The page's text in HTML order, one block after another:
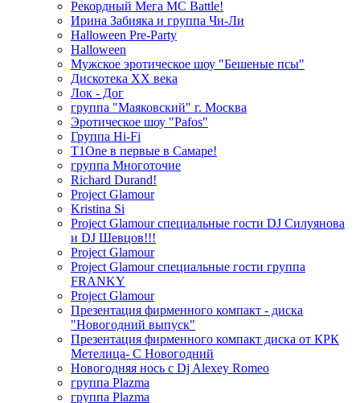
Рекордный Мега МС Battle!
Ирина Забияка и группа Чи-Ли
Halloween Pre-Party
Halloween
Мужское эротическое шоу "Бешеные псы"
Дискотека ХХ века
Лок - Дог
группа "Маяковский" г. Москва
Эротическое шоу "Pafos"
Группа Hi-Fi
T1One в первые в Самаре!
группа Многоточие
Richard Durand!
Project Glamour
Kristina Si
Project Glamour специальные гости DJ Силуянова
и DJ Шевцов!!!
Project Glamour
Project Glamour специальные гости группа
FRANKY
Project Glamour
Презентация фирменного компакт - диска
"Новогодний выпуск"
Презентация фирменного компакт диска от КРК
Метелица- С Новогодний
Новогодняя нось с Dj Alexey Romeo
группа Plazma
группа Plazma